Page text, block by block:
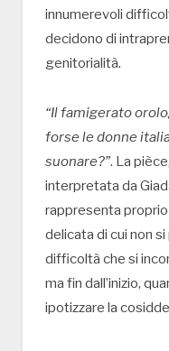
innumerevoli
decidono di
genitorialità.
“Il famigerato
forse le donne
suonare?”. La
interpretata da
rappresenta
delicata di cui non
difficoltà che si
ma fin dall’inizio,
ipotizzare la